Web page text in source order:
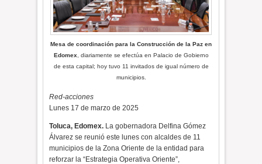
Mesa de coordinación para la Construcción de la Paz en
Edomex , diariamente se efectúa en Palacio de Gobierno
de esta capital; hoy tuvo 11 invitados de igual número de
municipios.
Red-acciones
Lunes 17 de marzo de 2025
Toluca, Edomex. La gobernadora Delfina Gómez
Álvarez se reunió este lunes con alcaldes de 11
municipios de la Zona Oriente de la entidad para
reforzar la “Estrategia Operativa Oriente”,